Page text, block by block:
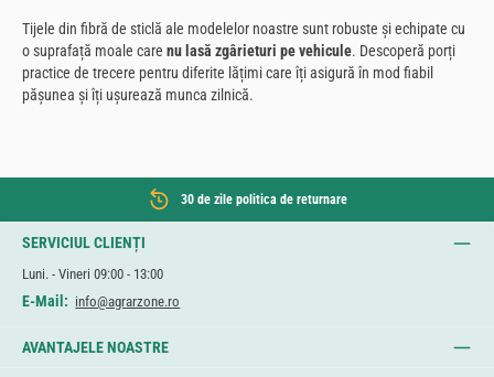
Tijele din fibră de sticlă ale modelelor noastre sunt robuste și echipate cu
o suprafață moale care nu lasă zgârieturi pe vehicule. Descoperă porți
practice de trecere pentru diferite lățimi care îți asigură în mod fiabil
pășunea și îți ușurează munca zilnică.
30 de zile politica de returnare
SERVICIUL CLIENȚI
Luni. - Vineri 09:00 - 13:00
E-Mail: info@agrarzone.ro
AVANTAJELE NOASTRE